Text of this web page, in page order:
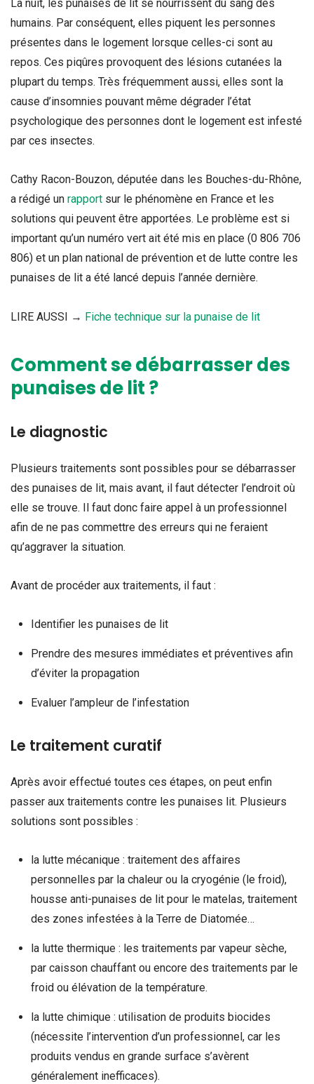
La nuit, les punaises de lit se nourrissent du sang des
humains. Par conséquent, elles piquent les personnes
présentes dans le logement lorsque celles-ci sont au
repos. Ces piqûres provoquent des lésions cutanées la
plupart du temps. Très fréquemment aussi, elles sont la
cause d’insomnies pouvant même dégrader l’état
psychologique des personnes dont le logement est infesté
par ces insectes.
Cathy Racon-Bouzon, députée dans les Bouches-du-Rhône,
a rédigé un rapport sur le phénomène en France et les
solutions qui peuvent être apportées. Le problème est si
important qu’un numéro vert ait été mis en place (0 806 706
806) et un plan national de prévention et de lutte contre les
punaises de lit a été lancé depuis l’année dernière.
LIRE AUSSI → Fiche technique sur la punaise de lit
Comment se débarrasser des
punaises de lit ?
Le diagnostic
Plusieurs traitements sont possibles pour se débarrasser
des punaises de lit, mais avant, il faut détecter l’endroit où
elle se trouve. Il faut donc faire appel à un professionnel
afin de ne pas commettre des erreurs qui ne feraient
qu’aggraver la situation.
Avant de procéder aux traitements, il faut :
Identifier les punaises de lit
Prendre des mesures immédiates et préventives afin
d’éviter la propagation
Evaluer l’ampleur de l’infestation
Le traitement curatif
Après avoir effectué toutes ces étapes, on peut enfin
passer aux traitements contre les punaises lit. Plusieurs
solutions sont possibles :
la lutte mécanique : traitement des affaires
personnelles par la chaleur ou la cryogénie (le froid),
housse anti-punaises de lit pour le matelas, traitement
des zones infestées à la Terre de Diatomée…
la lutte thermique : les traitements par vapeur sèche,
par caisson chauffant ou encore des traitements par le
froid ou élévation de la température.
la lutte chimique : utilisation de produits biocides
(nécessite l’intervention d’un professionnel, car les
produits vendus en grande surface s’avèrent
généralement inefficaces).